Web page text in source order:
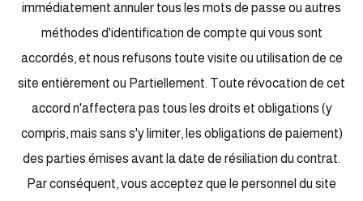
immédiatement annuler tous les mots de passe ou autres
méthodes d'identification de compte qui vous sont
accordés, et nous refusons toute visite ou utilisation de ce
site entièrement ou Partiellement. Toute révocation de cet
accord n'affectera pas tous les droits et obligations (y
compris, mais sans s'y limiter, les obligations de paiement)
des parties émises avant la date de résiliation du contrat.
Par conséquent, vous acceptez que le personnel du site